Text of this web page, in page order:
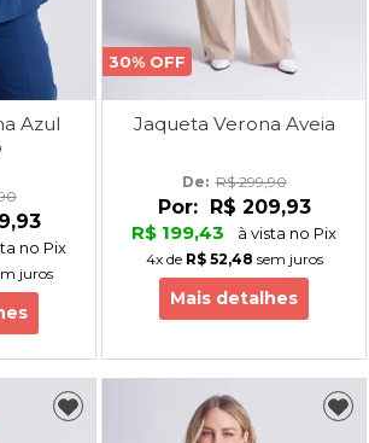
Azul
no Pix
juros
30% OFF
Jaqueta Verona Aveia
De: R$ 299,90
Por: R$ 209,93
R$ 199,43
à vista no Pix
4xde R$ 52,48 sem juros
Mais detalhes